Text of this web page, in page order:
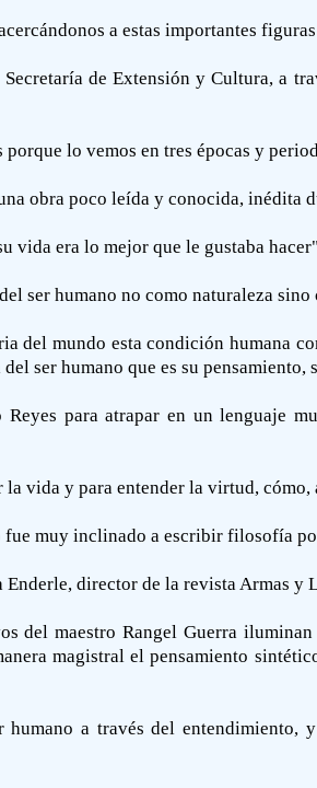
a estas importantes
de Extensión y Cultura, a
lo vemos en tres épocas y
obra poco leída y conocida, inédita
vida era lo mejor que le gustaba
ser humano no como naturaleza
del mundo esta condición humana
ser humano que es su
para atrapar en un lenguaje
vida y para entender la virtud,
fue muy inclinado a escribir filosofía
director de la revista Armas y
del maestro Rangel Guerra
magistral el pensamiento
a través del